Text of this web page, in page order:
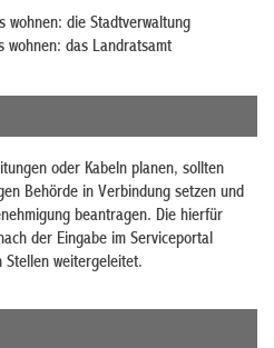
wohnen: die Stadtverwaltung
wohnen: das Landratsamt
oder Kabeln planen, sollten
Behörde in Verbindung setzen und
beantragen. Die hierfür
der Eingabe im Serviceportal
Stellen weitergeleitet.